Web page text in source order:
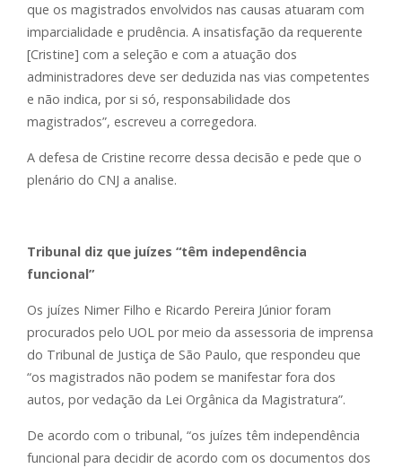
que os magistrados envolvidos nas causas atuaram com
imparcialidade e prudência. A insatisfação da requerente
[Cristine] com a seleção e com a atuação dos
administradores deve ser deduzida nas vias competentes
e não indica, por si só, responsabilidade dos
magistrados”, escreveu a corregedora.
A defesa de Cristine recorre dessa decisão e pede que o
plenário do CNJ a analise.
Tribunal diz que juízes “têm independência
funcional”
Os juízes Nimer Filho e Ricardo Pereira Júnior foram
procurados pelo UOL por meio da assessoria de imprensa
do Tribunal de Justiça de São Paulo, que respondeu que
“os magistrados não podem se manifestar fora dos
autos, por vedação da Lei Orgânica da Magistratura”.
De acordo com o tribunal, “os juízes têm independência
funcional para decidir de acordo com os documentos dos